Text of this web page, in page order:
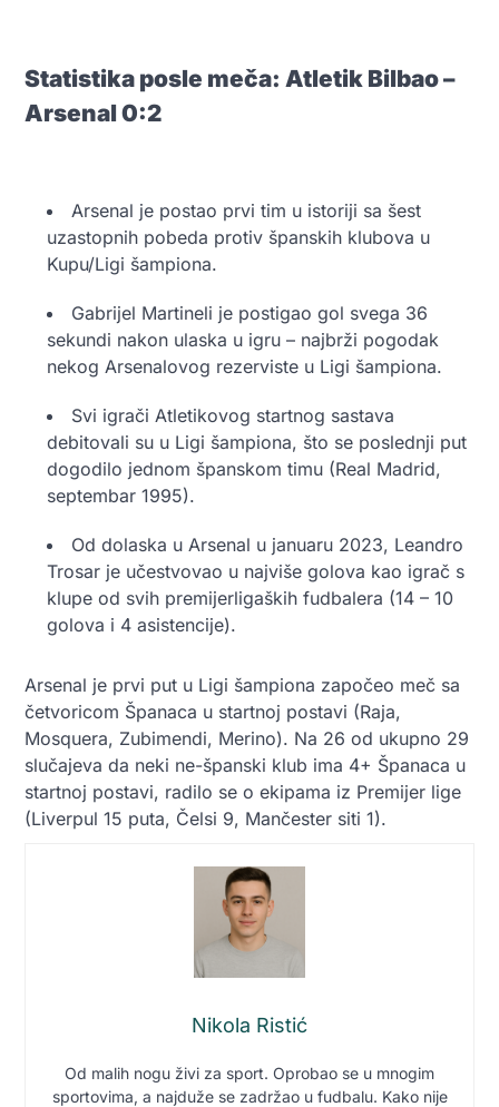
Statistika posle meča: Atletik Bilbao –
Arsenal 0:2
Arsenal je postao prvi tim u istoriji sa šest
uzastopnih pobeda protiv španskih klubova u
Kupu/Ligi šampiona.
Gabrijel Martineli je postigao gol svega 36
sekundi nakon ulaska u igru – najbrži pogodak
nekog Arsenalovog rezerviste u Ligi šampiona.
Svi igrači Atletikovog startnog sastava
debitovali su u Ligi šampiona, što se poslednji put
dogodilo jednom španskom timu (Real Madrid,
septembar 1995).
Od dolaska u Arsenal u januaru 2023, Leandro
Trosar je učestvovao u najviše golova kao igrač s
klupe od svih premijerligaških fudbalera (14 – 10
golova i 4 asistencije).
Arsenal je prvi put u Ligi šampiona započeo meč sa
četvoricom Španaca u startnoj postavi (Raja,
Mosquera, Zubimendi, Merino). Na 26 od ukupno 29
slučajeva da neki ne-španski klub ima 4+ Španaca u
startnoj postavi, radilo se o ekipama iz Premijer lige
(Liverpul 15 puta, Čelsi 9, Mančester siti 1).
Nikola Ristić
Od malih nogu živi za sport. Oprobao se u mnogim
sportovima, a najduže se zadržao u fudbalu. Kako nije